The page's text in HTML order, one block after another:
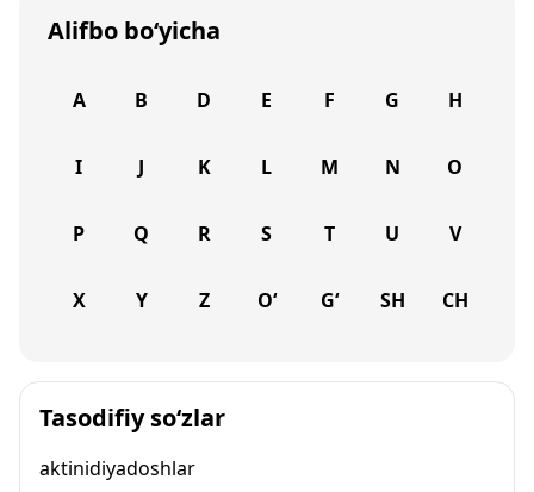
Alifbo bo‘yicha
A B D E F G H
I J K L M N O
P Q R S T U V
X Y Z O‘ G‘ SH CH
Tasodifiy so‘zlar
aktinidiyadoshlar